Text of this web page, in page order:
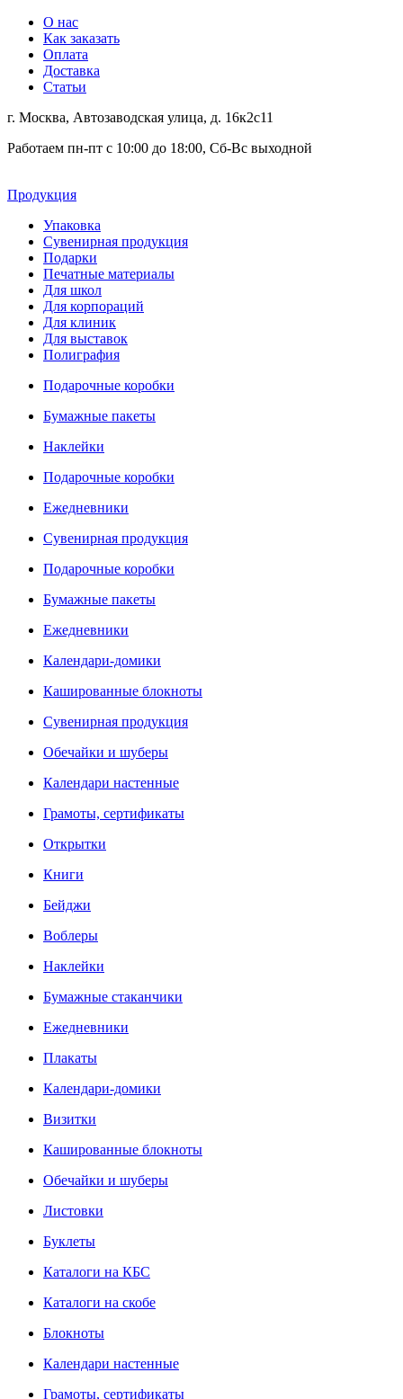
О нас
Как заказать
Оплата
Доставка
Статьи
г. Москва, Автозаводская улица, д. 16к2с11
Работаем пн-пт с 10:00 до 18:00, Сб-Вс выходной
Продукция
Упаковка
Сувенирная продукция
Подарки
Печатные материалы
Для школ
Для корпораций
Для клиник
Для выставок
Полиграфия
Подарочные коробки
Бумажные пакеты
Наклейки
Подарочные коробки
Ежедневники
Сувенирная продукция
Подарочные коробки
Бумажные пакеты
Ежедневники
Календари-домики
Кашированные блокноты
Сувенирная продукция
Обечайки и шуберы
Календари настенные
Грамоты, сертификаты
Открытки
Книги
Бейджи
Воблеры
Наклейки
Бумажные стаканчики
Ежедневники
Плакаты
Календари-домики
Визитки
Кашированные блокноты
Обечайки и шуберы
Листовки
Буклеты
Каталоги на КБС
Каталоги на скобе
Блокноты
Календари настенные
Грамоты, сертификаты